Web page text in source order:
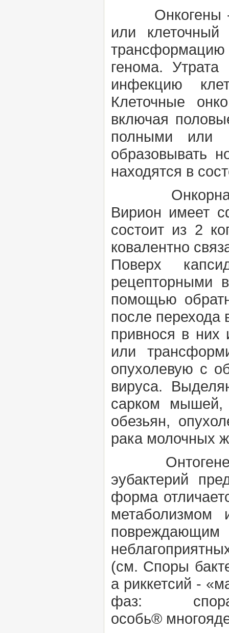
Онкогены
или
трансформацию
генома.
инфекцию
Клеточные
включая
полными или
образовывать
находятся в
Вирион имеет
состоит из 2
ковалентно
Поверх
рецепторными
помощью
после перехода
привнося в
или
опухолевую с
вируса.
сарком мышей,
обезьян,
рака молочных
Онтогенез
эубактерий
форма
метаболизмом
(см. Споры
а риккетсий -
фаз:
особь®